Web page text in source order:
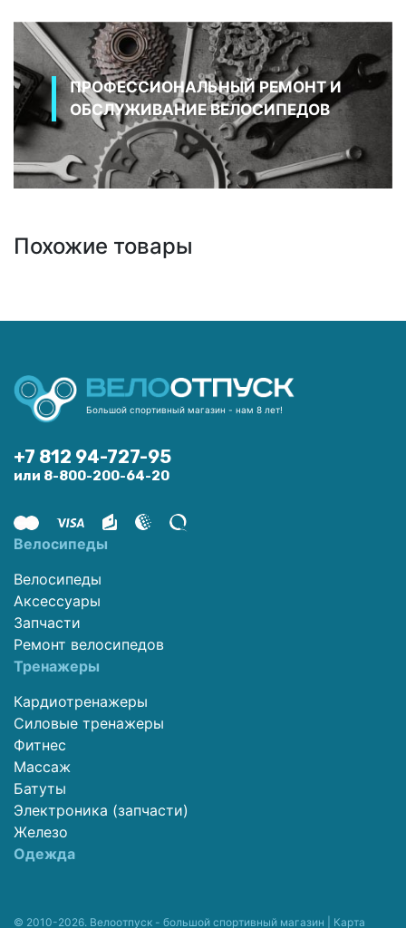
ПРОФЕССИОНАЛЬНЫЙ РЕМОНТ И
ОБСЛУЖИВАНИЕ ВЕЛОСИПЕДОВ
Похожие товары
Большой спортивный магазин - нам 8 лет!
+7 812 94-727-95
или 8-800-200-64-20
Велосипеды
Велосипеды
Аксессуары
Запчасти
Ремонт велосипедов
Тренажеры
Кардиотренажеры
Силовые тренажеры
Фитнес
Массаж
Батуты
Электроника (запчасти)
Железо
Одежда
© 2010-2026. Велоотпуск - большой спортивный магазин | Карта